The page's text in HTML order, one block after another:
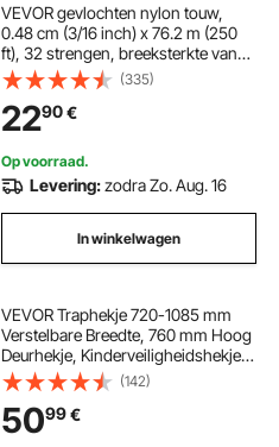
VEVOR gevlochten nylon touw,
0.48 cm (3/16 inch) x 76.2 m (250
ft), 32 strengen, breeksterkte van
327 kg (720 lb), klimtouw voor
buiten, klimtouw voor
boomverzorgers voor
rotsklimmen, kamperen,
schommels, abseilen,
reddingsacties
(335)
2290€
Op voorraad.
Levering:zodra Zo. Aug. 16
In winkelwagen
VEVOR Traphekje 720-1085 mm
Verstelbare Breedte, 760 mm Hoog
Deurhekje, Kinderveiligheidshekje
met Boorset (zonder Grondstang),
Kinderveiligheidshekje voor
Trappen, Deuropeningen &
Woonruimtes, Zwart
(142)
5099€